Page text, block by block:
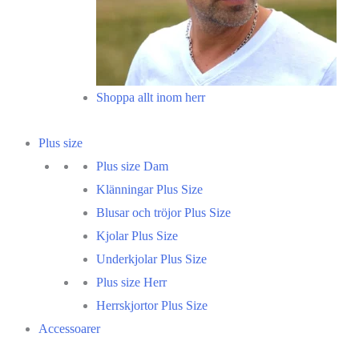
Shoppa allt inom herr
Plus size
Plus size Dam
Klänningar Plus Size
Blusar och tröjor Plus Size
Kjolar Plus Size
Underkjolar Plus Size
Plus size Herr
Herrskjortor Plus Size
Accessoarer